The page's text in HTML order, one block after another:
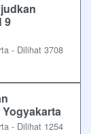
9
- Dilihat 3708
- Dilihat 1254